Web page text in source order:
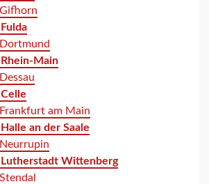
Main
am Main
an der Saale
Wittenberg